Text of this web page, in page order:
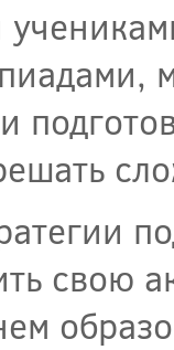
свою